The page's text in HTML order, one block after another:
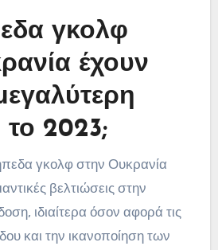
γκολφ
έχουν
το 2023;
γκολφ στην Ουκρανία
βελτιώσεις στην
ιδιαίτερα όσον αφορά τις
και την ικανοποίηση των